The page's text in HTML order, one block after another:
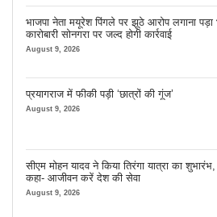
भाजपा नेता मयूरेश पिंगले पर झूठे आरोप लगाना पड़ा
कारोबारी सोनगरा पर जल्द होगी कार्रवाई
August 9, 2026
प्रयागराज में फीकी पड़ी ‘छात्रों की गूंज’
August 9, 2026
सीएम मोहन यादव ने किया तिरंगा यात्रा का शुभारंभ,
कहा- आजीवन करें देश की सेवा
August 9, 2026